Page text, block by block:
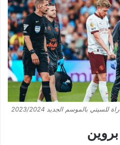
بالموسم الجديد 2023/2024